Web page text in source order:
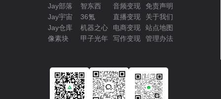
Jay部落
Jay宇宙
Jay仓库
像素块
智东西
36氪
机器之心
甲子光年
音频变现
直播变现
电商变现
写作变现
免责声明
关于我们
站点地图
管理办法